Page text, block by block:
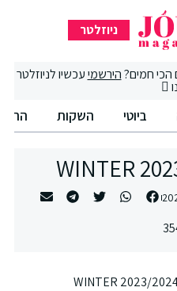
ניוזלטר
חמים?הירשמיעכשיו לניוזלטר
ביוטי השקות החיים
WINTER